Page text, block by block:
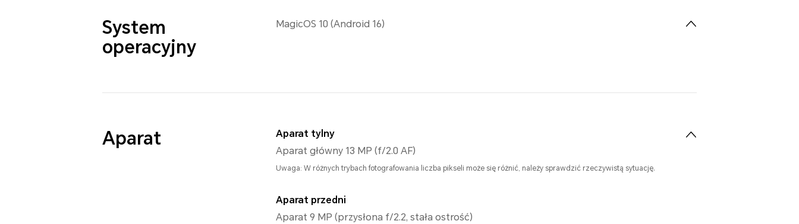
System
operacyjny
MagicOS 10 (Android 16)
Aparat
Aparat tylny
Aparat główny 13 MP (f/2.0 AF)
Uwaga: W różnych trybach fotografowania liczba pikseli może się różnić, należy sprawdzić rzeczywistą sytuację.
Aparat przedni
Aparat 9 MP (przysłona f/2.2, stała ostrość)